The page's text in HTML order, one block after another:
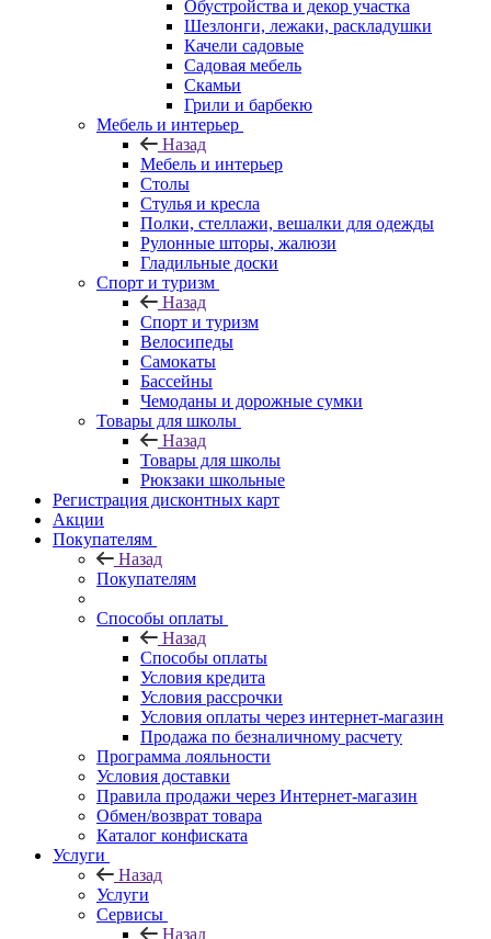
Обустройства и декор участка
Шезлонги, лежаки, раскладушки
Качели садовые
Садовая мебель
Скамьи
Грили и барбекю
Мебель и интерьер
Назад
Мебель и интерьер
Столы
Стулья и кресла
Полки, стеллажи, вешалки для одежды
Рулонные шторы, жалюзи
Гладильные доски
Спорт и туризм
Назад
Спорт и туризм
Велосипеды
Самокаты
Бассейны
Чемоданы и дорожные сумки
Товары для школы
Назад
Товары для школы
Рюкзаки школьные
Регистрация дисконтных карт
Акции
Покупателям
Назад
Покупателям
Способы оплаты
Назад
Способы оплаты
Условия кредита
Условия рассрочки
Условия оплаты через интернет-магазин
Продажа по безналичному расчету
Программа лояльности
Условия доставки
Правила продажи через Интернет-магазин
Обмен/возврат товара
Каталог конфиската
Услуги
Назад
Услуги
Сервисы
Назад